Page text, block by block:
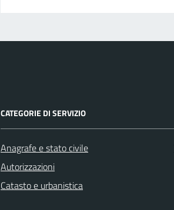
CATEGORIE DI SERVIZIO
Anagrafe e stato civile
Autorizzazioni
Catasto e urbanistica